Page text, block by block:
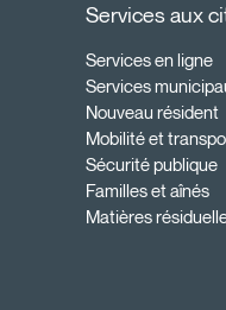
Services aux
Services en ligne
Services
Nouveau résident
Mobilité et
Sécurité publique
Familles et aînés
Matières